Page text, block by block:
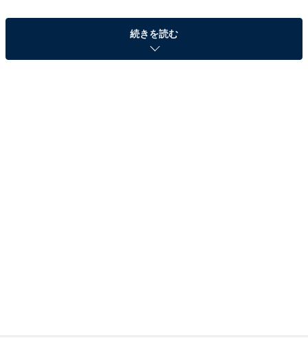
そのほかにも注目の商品がラインナップされているので,
あわせて紹介していきましょう。
続きを読む